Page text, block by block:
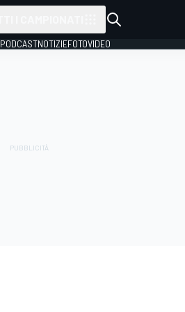
PODCASTNOTIZIEFOTOVIDEO